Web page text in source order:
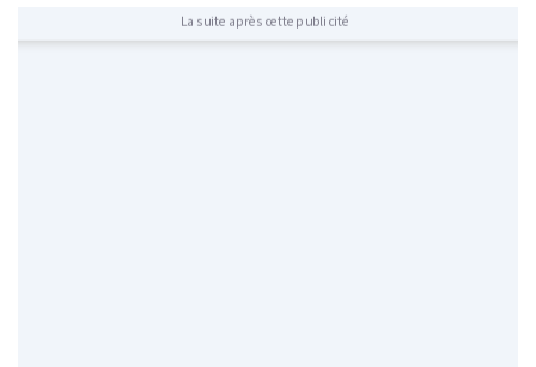
La suite après cette publicité